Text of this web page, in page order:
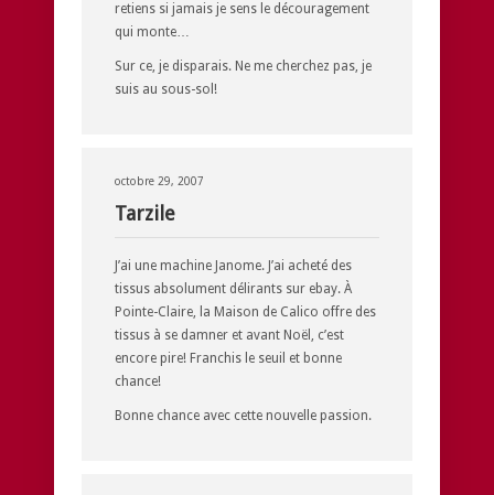
retiens si jamais je sens le découragement
qui monte…
Sur ce, je disparais. Ne me cherchez pas, je
suis au sous-sol!
octobre 29, 2007
Tarzile
J’ai une machine Janome. J’ai acheté des
tissus absolument délirants sur ebay. À
Pointe-Claire, la Maison de Calico offre des
tissus à se damner et avant Noël, c’est
encore pire! Franchis le seuil et bonne
chance!
Bonne chance avec cette nouvelle passion.